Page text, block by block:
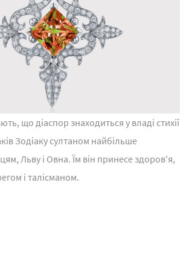
що діаспор знаходиться у владі стихії
Зодіаку султаном найбільше
Льву і Овна. Їм він принесе здоров'я,
і талісманом.